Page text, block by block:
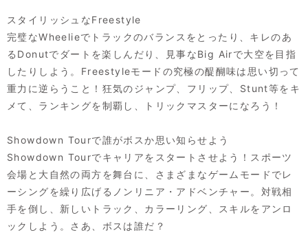
スタイリッシュなFreestyle
完璧なWheelieでトラックのバランスをとったり、キレのあ
るDonutでダートを楽しんだり、見事なBig Airで大空を目指
したりしよう。Freestyleモードの究極の醍醐味は思い切って
重力に逆らうこと！狂気のジャンプ、フリップ、Stunt等をキ
メて、ランキングを制覇し、トリックマスターになろう！
Showdown Tourで誰がボスか思い知らせよう
Showdown Tourでキャリアをスタートさせよう！スポーツ
会場と大自然の両方を舞台に、さまざまなゲームモードでレ
ーシングを繰り広げるノンリニア・アドベンチャー。対戦相
手を倒し、新しいトラック、カラーリング、スキルをアンロ
ックしよう。さあ、ボスは誰だ？